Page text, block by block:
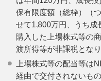
保有限度額（総枠）（
せて1,800万円、うち成
購入した上場株式等の
渡所得等が非課税となり
上場株式等の配当等は
経由で交付されないも